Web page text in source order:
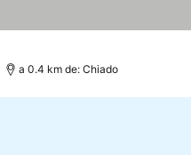
a 0.4 km de: Chiado